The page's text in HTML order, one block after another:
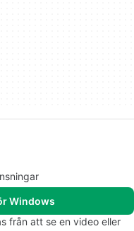
Windows
från att se en video eller